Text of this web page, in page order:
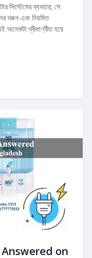
সিস্টেমের ব্যবহার; সে
দরুন এবং নিয়মিত
অনেকটা দ্বীধাণ্বীত হয়ে
on